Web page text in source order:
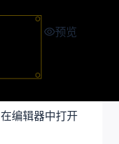
预览
在编辑器中打开